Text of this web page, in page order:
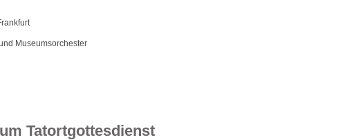
Museumsorchester
Tatortgottesdienst